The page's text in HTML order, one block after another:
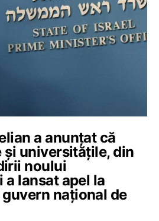
a anunțat că
universităţile, din
noului
a lansat apel la
național de